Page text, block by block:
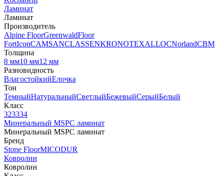
Ламинат
Ламинат
Производитель
Alpine FloorGreenwaldFloor
FortIconCAMSANCLASSENKRONOTEXALLOCNorlandCBM
Толщина
8 мм10 мм12 мм
Разновидность
ВлагостойкийЕлочка
Тон
ТемныйНатуральныйСветлыйБежевыйСерыйБелый
Класс
323334
Минеральный MSPC ламинат
Минеральный MSPC ламинат
Бренд
Stone FloorMICODUR
Ковролин
Ковролин